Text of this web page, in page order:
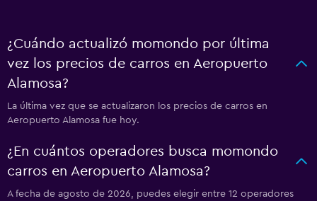
¿Cuándo actualizó momondo por última
vez los precios de carros en Aeropuerto
Alamosa?
La última vez que se actualizaron los precios de carros en
Aeropuerto Alamosa fue hoy.
¿En cuántos operadores busca momondo
carros en Aeropuerto Alamosa?
A fecha de agosto de 2026, puedes elegir entre 12 operadores